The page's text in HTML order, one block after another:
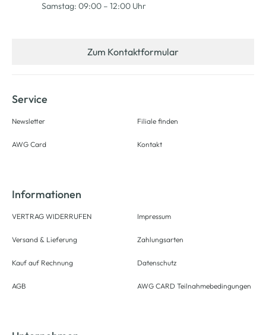
Samstag: 09:00 – 12:00 Uhr
Zum Kontaktformular
Service
Newsletter
AWG Card
Filiale finden
Kontakt
Informationen
VERTRAG WIDERRUFEN
Versand & Lieferung
Kauf auf Rechnung
AGB
Impressum
Zahlungsarten
Datenschutz
AWG CARD Teilnahmebedingungen